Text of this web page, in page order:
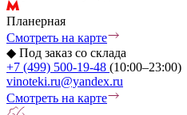
Планерная
Смотреть на карте
◆ Под заказ со склада
+7 (499) 500-19-48 (10:00–23:00)
vinoteki.ru@yandex.ru
Смотреть на карте